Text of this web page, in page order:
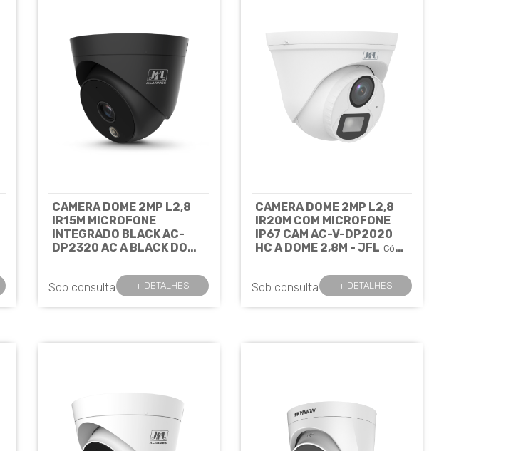
CAMERA DOME 2MP L2,8
IR15M MICROFONE
INTEGRADO BLACK AC-
DP2320 AC A BLACK DOME
Sob consulta + DETALHES
CAMERA DOME 2MP L2,8
IR20M COM MICROFONE
IP67 CAM AC-V-DP2020
HC A DOME 2,8M - JFL Cód:
Sob consulta + DETALHES